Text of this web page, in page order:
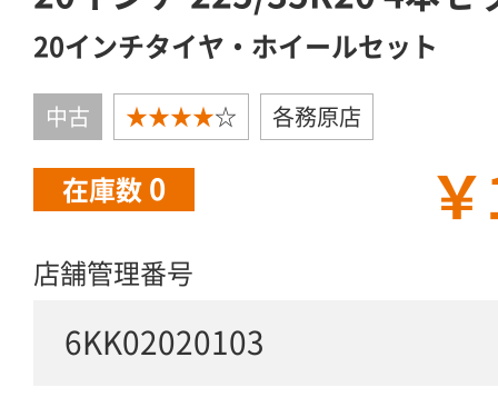
20インチタイヤ・ホイールセット
中古 ★★★★☆ 各務原店
在庫数 0
店舗管理番号
6KK02020103